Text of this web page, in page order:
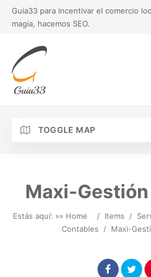
Guia33 para incentivar el comercio
magia, hacemos SEO.
TOGGLE MAP
Maxi-
Estás aquí: »» Home / Items /
Contables
/ Maxi-